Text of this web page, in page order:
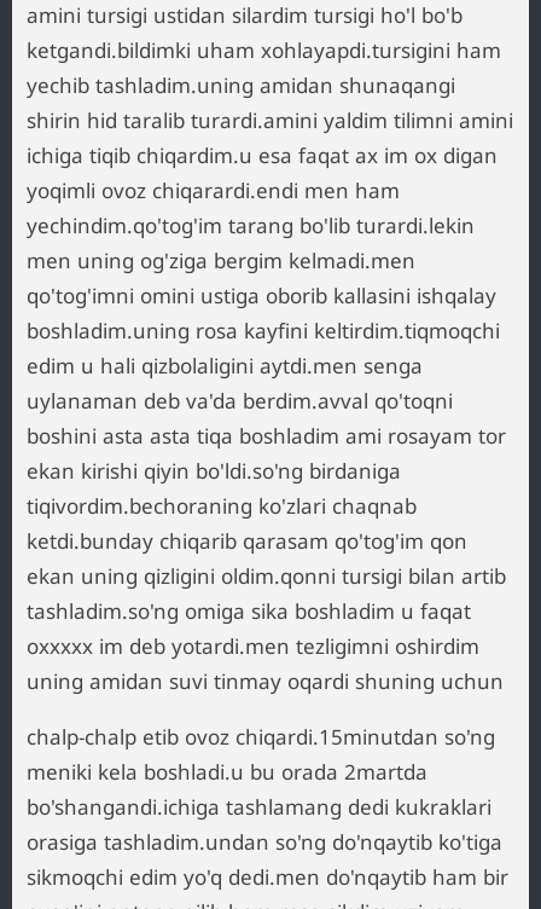
amini tursigi ustidan silardim tursigi ho'l bo'b
ketgandi.bildimki uham xohlayapdi.tursigini ham
yechib tashladim.uning amidan shunaqangi
shirin hid taralib turardi.amini yaldim tilimni amini
ichiga tiqib chiqardim.u esa faqat ax im ox digan
yoqimli ovoz chiqarardi.endi men ham
yechindim.qo'tog'im tarang bo'lib turardi.lekin
men uning og'ziga bergim kelmadi.men
qo'tog'imni omini ustiga oborib kallasini ishqalay
boshladim.uning rosa kayfini keltirdim.tiqmoqchi
edim u hali qizbolaligini aytdi.men senga
uylanaman deb va'da berdim.avval qo'toqni
boshini asta asta tiqa boshladim ami rosayam tor
ekan kirishi qiyin bo'ldi.so'ng birdaniga
tiqivordim.bechoraning ko'zlari chaqnab
ketdi.bunday chiqarib qarasam qo'tog'im qon
ekan uning qizligini oldim.qonni tursigi bilan artib
tashladim.so'ng omiga sika boshladim u faqat
oxxxxx im deb yotardi.men tezligimni oshirdim
uning amidan suvi tinmay oqardi shuning uchun
chalp-chalp etib ovoz chiqardi.15minutdan so'ng
meniki kela boshladi.u bu orada 2martda
bo'shangandi.ichiga tashlamang dedi kukraklari
orasiga tashladim.undan so'ng do'nqaytib ko'tiga
sikmoqchi edim yo'q dedi.men do'nqaytib ham bir